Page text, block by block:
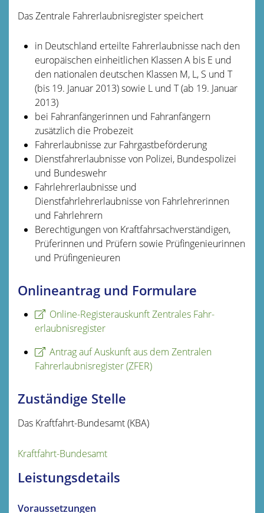
Das Zentrale Fahrerlaubnisregister speichert
in Deutschland erteilte Fahrerlaubnisse nach den
europäischen einheitlichen Klassen A bis E und
den nationalen deutschen Klassen M, L, S und T
(bis 19. Januar 2013) sowie L und T (ab 19. Januar
2013)
bei Fahranfängerinnen und Fahranfängern
zusätzlich die Probezeit
Fahrerlaubnisse zur Fahrgastbeförderung
Dienstfahrerlaubnisse von Polizei, Bundespolizei
und Bundeswehr
Fahrlehrerlaubnisse und
Dienstfahrlehrerlaubnisse von Fahrlehrerinnen
und Fahrlehrern
Berechtigungen von Kraftfahrsachverständigen,
Prüferinnen und Prüfern sowie Prüfingenieurinnen
und Prüfingenieuren
Onlineantrag und Formulare
Online-Registerauskunft Zentrales Fahr­
erlaubnis­register
Antrag auf Auskunft aus dem Zentralen
Fahrerlaubnisregister (ZFER)
Zuständige Stelle
Das Kraftfahrt-Bundesamt (KBA)
Kraftfahrt-Bundesamt
Leistungsdetails
Voraussetzungen